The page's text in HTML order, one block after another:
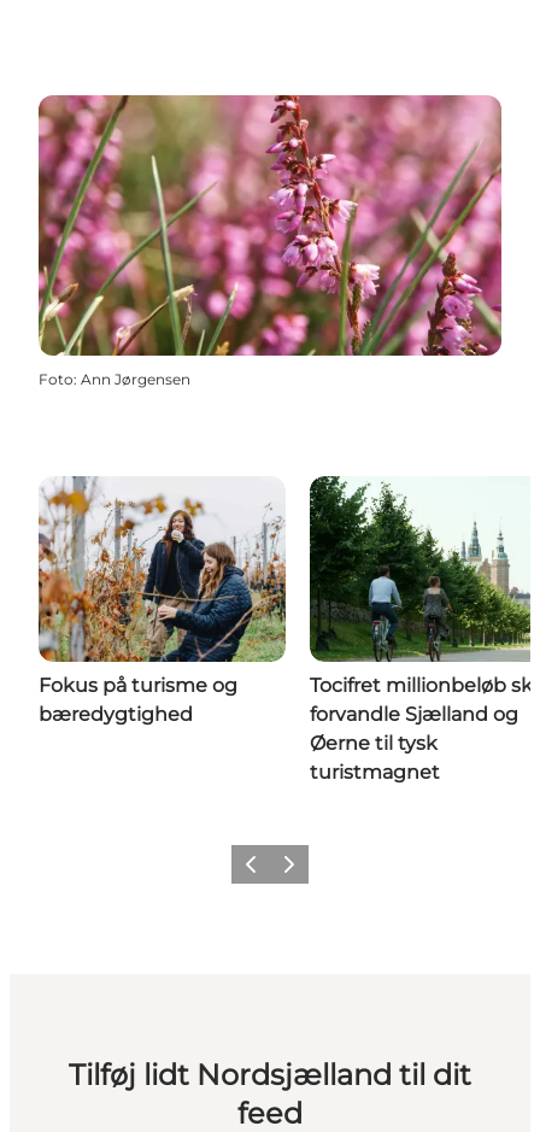
Foto: Ann Jørgensen
Fokus på turisme og
bæredygtighed
Tocifret millionbeløb
forvandle Sjælland og
Øerne til tysk
turistmagnet
ForrigeNæste
Tilføj lidt Nordsjælland til dit
feed